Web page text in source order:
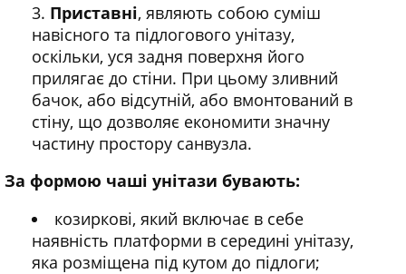
Приставні, являють собою суміш
навісного та підлогового унітазу,
оскільки, уся задня поверхня його
прилягає до стіни. При цьому зливний
бачок, або відсутній, або вмонтований в
стіну, що дозволяє економити значну
частину простору санвузла.
За формою чаші унітази бувають:
козиркові, який включає в себе
наявність платформи в середині унітазу,
яка розміщена під кутом до підлоги;